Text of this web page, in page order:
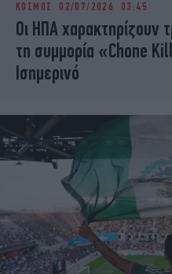
iBOOKS
OSCARS
MEDIA
ΚΟΣΜΟΣ 02/07/2026 03:45
Οι ΗΠΑ χαρακτηρίζουν
τη συμμορία «Chone
Ισημερινό